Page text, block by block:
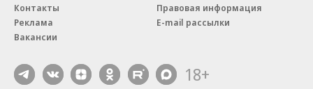
Контакты
Реклама
Вакансии
Правовая информация
E-mail рассылки
18+